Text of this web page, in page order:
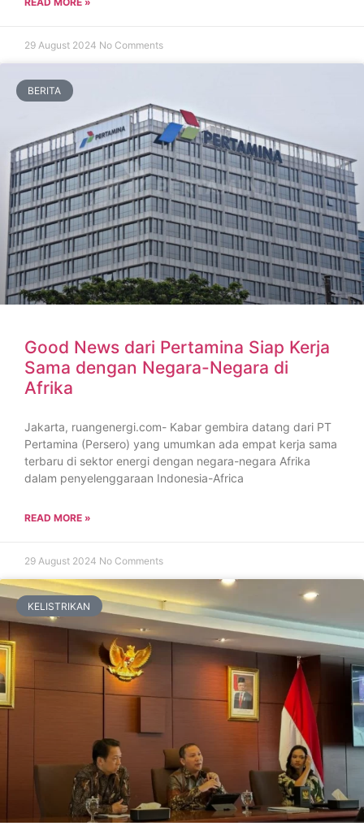
29 August 2024 No Comments
BERITA
Good News dari Pertamina Siap Kerja
Sama dengan Negara-Negara di
Afrika
Jakarta, ruangenergi.com- Kabar gembira datang dari PT
Pertamina (Persero) yang umumkan ada empat kerja sama
terbaru di sektor energi dengan negara-negara Afrika
dalam penyelenggaraan Indonesia-Africa
READ MORE »
29 August 2024 No Comments
KELISTRIKAN